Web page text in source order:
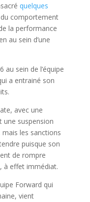
quelques
comportement
la performance
au sein d’une
au sein de l’équipe
a entrainé son
avec une
une suspension
les sanctions
puisque son
de rompre
à effet immédiat.
Forward qui
vient